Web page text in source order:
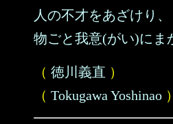
人の不才をあざけり、
物ごと我意(がい)にま
（ 徳川義直 ）
（ Tokugawa Yoshinao ）